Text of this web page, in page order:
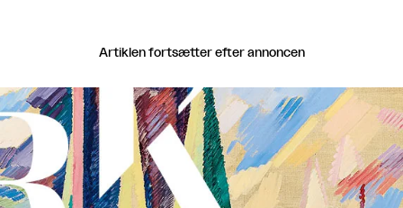
Artiklen fortsætter efter annoncen